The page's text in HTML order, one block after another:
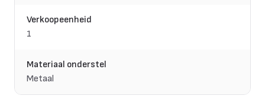
Verkoopeenheid
1
Materiaal onderstel
Metaal